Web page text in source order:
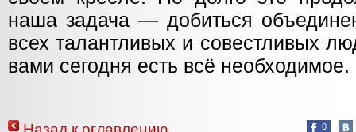
наша задача — добиться
всех талантливых и совестливых
вами сегодня есть всё необходимое.
0